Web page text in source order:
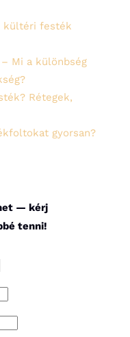
kültéri festék
Mi a különbség
Rétegek,
gyorsan?
— kérj
tenni!